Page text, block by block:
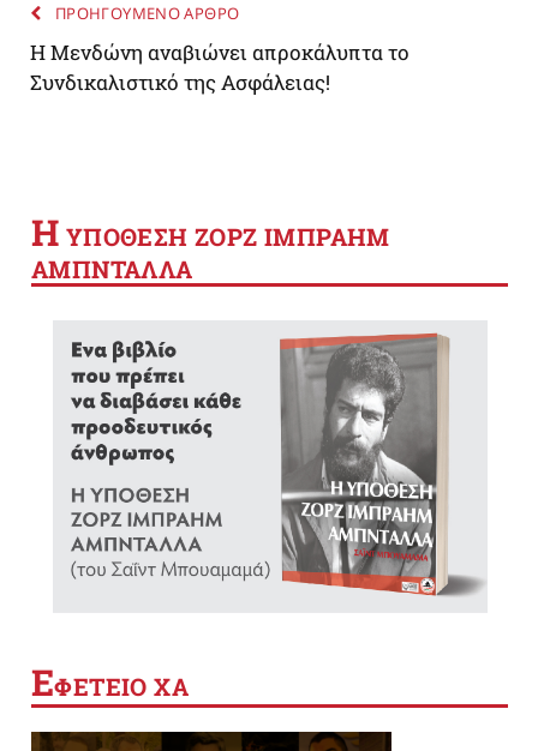
ΠΡΟΗΓΟΥΜΕΝΟ ΑΡΘΡΟ
Η Μενδώνη αναβιώνει απροκάλυπτα το
Συνδικαλιστικό της Ασφάλειας!
Η YΠΟΘΕΣΗ ΖΟΡΖ ΙΜΠΡΑΗΜ
ΑΜΠΝΤΑΛΛΑ
ΕΦΕΤΕΙΟ ΧΑ